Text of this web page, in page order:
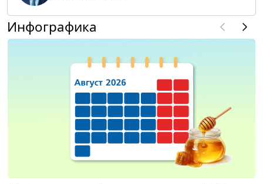
Инфографика